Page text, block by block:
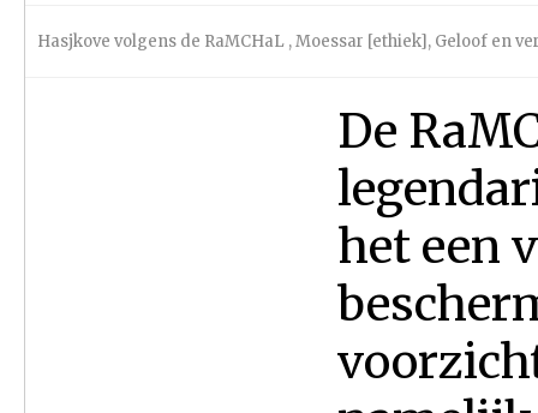
Hasjkove volgens de RaMCHaL ,Moessar [ethiek], Geloof en
De
het een